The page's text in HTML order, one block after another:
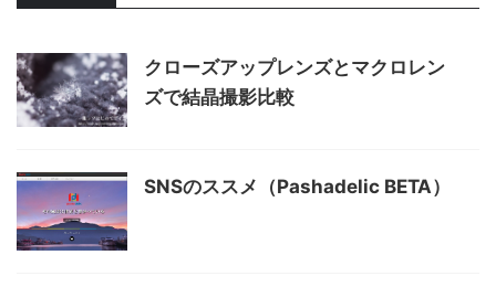
クローズアップレンズとマクロレン
ズで結晶撮影比較
SNSのススメ（Pashadelic BETA）